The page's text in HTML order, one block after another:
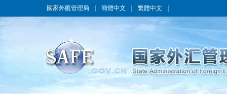
國家外匯管理局 簡體中文 繁體中文